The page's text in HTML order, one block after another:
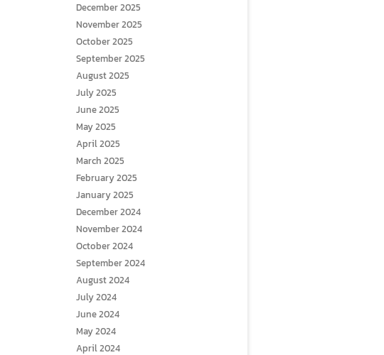
December 2025
November 2025
October 2025
September 2025
August 2025
July 2025
June 2025
May 2025
April 2025
March 2025
February 2025
January 2025
December 2024
November 2024
October 2024
September 2024
August 2024
July 2024
June 2024
May 2024
April 2024